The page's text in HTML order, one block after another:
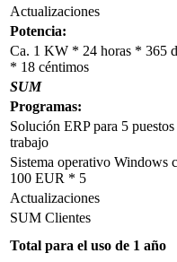
Actualizaciones
Potencia:
Ca. 1 KW * 24 horas * 365
* 18 céntimos
SUM
Programas:
Solución ERP para 5 puestos
trabajo
Sistema operativo Windows
100 EUR * 5
Actualizaciones
SUM Clientes
Total para el uso de 1 año